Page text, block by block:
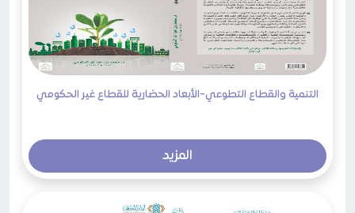
التنمية والقطاع التطوعي-الأبعاد الحضارية للقطاع غير الحكومي
المزيد